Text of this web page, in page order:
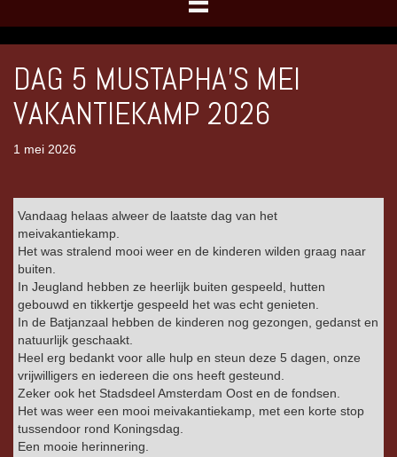
DAG 5 MUSTAPHA’S MEI
VAKANTIEKAMP 2026
1 mei 2026
Vandaag helaas alweer de laatste dag van het
meivakantiekamp.
Het was stralend mooi weer en de kinderen wilden graag naar
buiten.
In Jeugland hebben ze heerlijk buiten gespeeld, hutten
gebouwd en tikkertje gespeeld het was echt genieten.
In de Batjanzaal hebben de kinderen nog gezongen, gedanst en
natuurlijk geschaakt.
Heel erg bedankt voor alle hulp en steun deze 5 dagen, onze
vrijwilligers en iedereen die ons heeft gesteund.
Zeker ook het Stadsdeel Amsterdam Oost en de fondsen.
Het was weer een mooi meivakantiekamp, met een korte stop
tussendoor rond Koningsdag.
Een mooie herinnering.